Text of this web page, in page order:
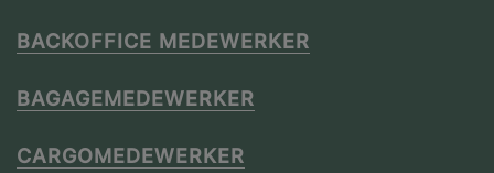
BACKOFFICE MEDEWERKER
BAGAGEMEDEWERKER
CARGOMEDEWERKER